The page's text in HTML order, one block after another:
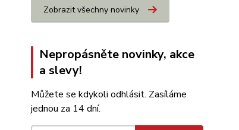
Zobrazit všechny novinky
Nepropásněte novinky, akce
a slevy!
Můžete se kdykoli odhlásit. Zasíláme
jednou za 14 dní.